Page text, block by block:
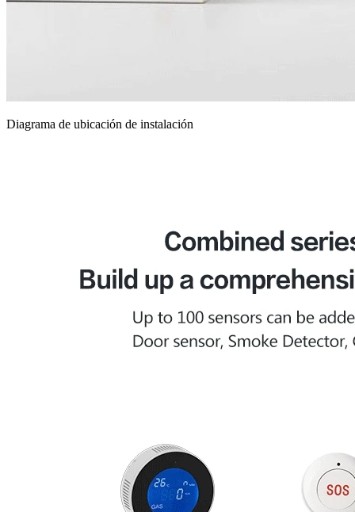
Diagrama de ubicación de instalación